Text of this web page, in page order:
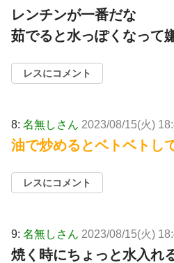
レンチンが一番だな
茹でると水っぽくなって
レスにコメント
8: 名無しさん 2023/08/15(火)
油で炒めるとベトベトし
レスにコメント
9: 名無しさん 2023/08/15(火)
焼く時にちょっと水入れ